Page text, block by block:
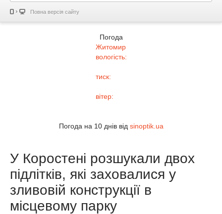
Повна версія сайту
Погода
Житомир
вологість:
тиск:
вітер:
Погода на 10 днів від sinoptik.ua
У Коростені розшукали двох
підлітків, які заховалися у
зливовій конструкції в
місцевому парку